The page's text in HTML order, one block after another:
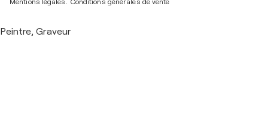
Mentions légales. Conditions générales de vente
Peintre, Graveur